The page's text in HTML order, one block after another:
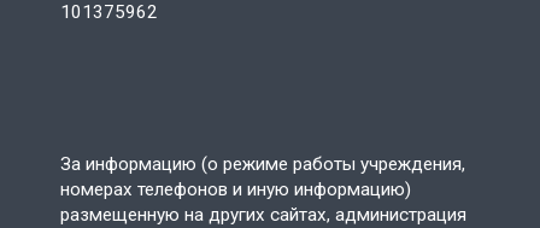
101375962
За информацию (о режиме работы учреждения,
номерах телефонов и иную информацию)
размещенную на других сайтах, администрация